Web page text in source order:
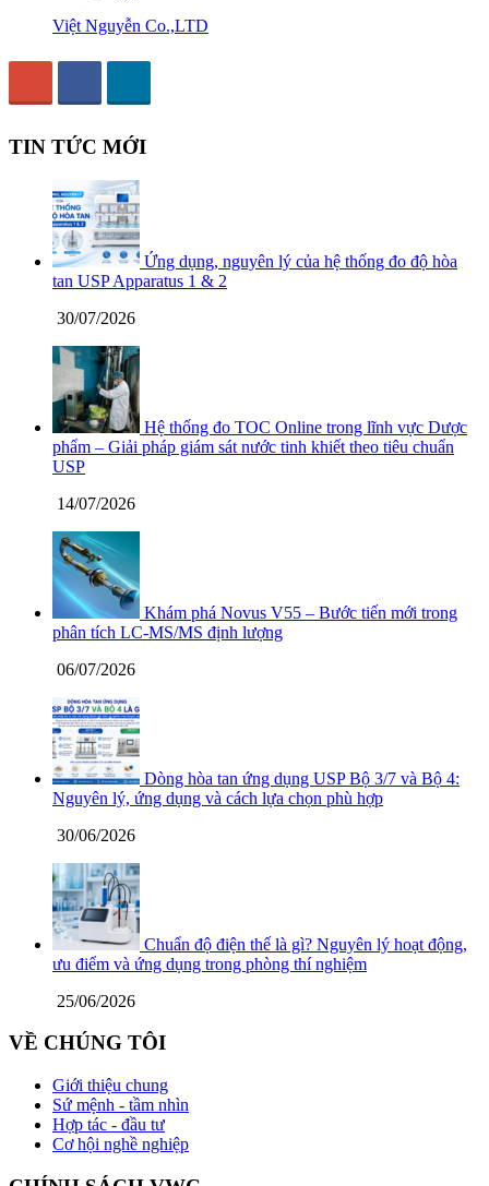
Việt Nguyễn Co.,LTD
TIN TỨC MỚI
Ứng dụng, nguyên lý của hệ thống đo độ hòa
tan USP Apparatus 1 & 2
30/07/2026
Hệ thống đo TOC Online trong lĩnh vực Dược
phẩm – Giải pháp giám sát nước tinh khiết theo tiêu chuẩn
USP
14/07/2026
Khám phá Novus V55 – Bước tiến mới trong
phân tích LC-MS/MS định lượng
06/07/2026
Dòng hòa tan ứng dụng USP Bộ 3/7 và Bộ 4:
Nguyên lý, ứng dụng và cách lựa chọn phù hợp
30/06/2026
Chuẩn độ điện thế là gì? Nguyên lý hoạt động,
ưu điểm và ứng dụng trong phòng thí nghiệm
25/06/2026
VỀ CHÚNG TÔI
Giới thiệu chung
Sứ mệnh - tầm nhìn
Hợp tác - đầu tư
Cơ hội nghề nghiệp